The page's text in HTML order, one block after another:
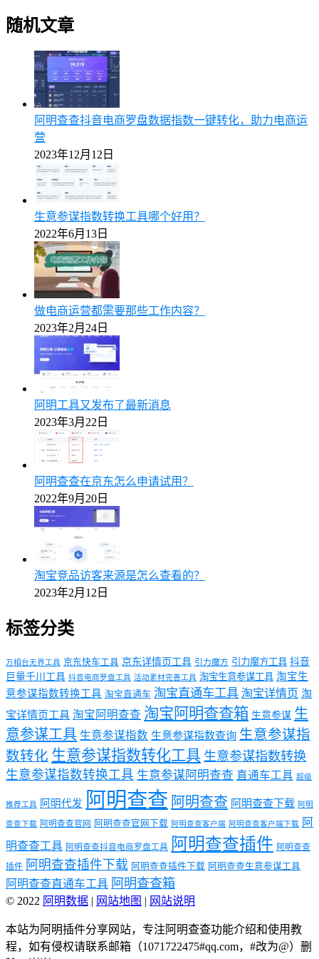
随机文章
阿明查查抖音电商罗盘数据指数一键转化，助力电商运
营
2023年12月12日
生意参谋指数转换工具哪个好用？
2022年6月13日
做电商运营都需要那些工作内容？
2023年2月24日
阿明工具又发布了最新消息
2023年3月22日
阿明查查在京东怎么申请试用？
2022年9月20日
淘宝竞品访客来源是怎么查看的？
2023年2月12日
标签分类
万相台无界工具 京东快车工具 京东详情页工具 引力魔方 引力魔方工具 抖音
巨量千川工具 抖音电商罗盘工具 活动素材完善工具 淘宝生意参谋工具 淘宝生
意参谋指数转换工具 淘宝直通车 淘宝直通车工具 淘宝详情页 淘
宝详情页工具 淘宝阿明查查 淘宝阿明查查箱 生意参谋 生
意参谋工具 生意参谋指数 生意参谋指数查询 生意参谋指
数转化 生意参谋指数转化工具 生意参谋指数转换
生意参谋指数转换工具 生意参谋阿明查查 直通车工具 超级
推荐工具 阿明代发 阿明查查 阿明查查 阿明查查下载 阿明
查查下载 阿明查查官网 阿明查查官网下载 阿明查查客户端 阿明查查客户端下载
阿
明查查工具 阿明查查抖音电商罗盘工具 阿明查查插件 阿明查查
插件 阿明查查插件下载 阿明查查插件下载 阿明查查生意参谋工具
阿明查查直通车工具 阿明查查箱
© 2022 阿明数据 | 网站地图 | 网站说明
本站为阿明插件分享网站，专注阿明查查功能介绍和使用教
程，如有侵权请联系邮箱（1071722475#qq.com，#改为@）删